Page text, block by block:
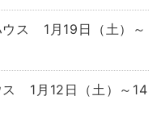
ス 1月19日（土）～
1月12日（土）～14